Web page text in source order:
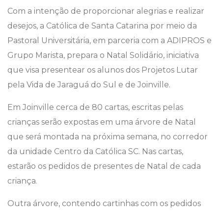
Com a intenção de proporcionar alegrias e realizar
desejos, a Católica de Santa Catarina por meio da
Pastoral Universitária, em parceria com a ADIPROS e
Grupo Marista, prepara o Natal Solidário, iniciativa
que visa presentear os alunos dos Projetos Lutar
pela Vida de Jaraguá do Sul e de Joinville.
Em Joinville cerca de 80 cartas, escritas pelas
crianças serão expostas em uma árvore de Natal
que será montada na próxima semana, no corredor
da unidade Centro da Católica SC. Nas cartas,
estarão os pedidos de presentes de Natal de cada
criança.
Outra árvore, contendo cartinhas com os pedidos